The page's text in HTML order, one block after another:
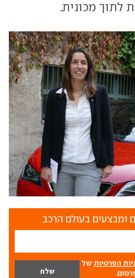
לתוך מכונית.
ומבצעים בעולם הרכב
הפרטיות של